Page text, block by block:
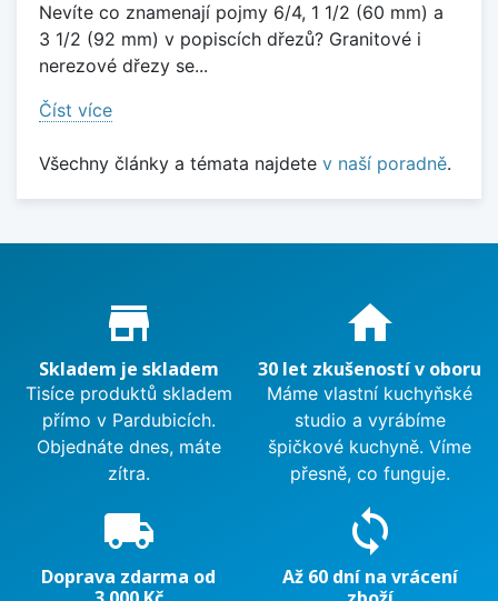
Nevíte co znamenají pojmy 6/4, 1 1/2 (60 mm) a
3 1/2 (92 mm) v popiscích dřezů? Granitové i
nerezové dřezy se...
Číst více
Všechny články a témata najdete v naší poradně.
Proč nakupovat u nás?
store_mall_directory
Skladem je skladem
Tisíce produktů skladem
přímo v Pardubicích.
Objednáte dnes, máte
zítra.
home
30 let zkušeností v oboru
Máme vlastní kuchyňské
studio a vyrábíme
špičkové kuchyně. Víme
přesně, co funguje.
local_shipping
Doprava zdarma od
sync
Až 60 dní na vrácení